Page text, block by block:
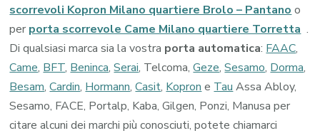
scorrevoli Kopron Milano quartiere Brolo – Pantano o
per porta scorrevole Came Milano quartiere Torretta .
Di qualsiasi marca sia la vostra porta automatica: FAAC,
Came, BFT, Beninca,Serai, Telcoma,Geze,Sesamo, Dorma,
Besam,Cardin, Hormann,Casit, Kopron e Tau Assa Abloy,
Sesamo, FACE, Portalp, Kaba, Gilgen, Ponzi, Manusa per
citare alcuni dei marchi più conosciuti, potete chiamarci